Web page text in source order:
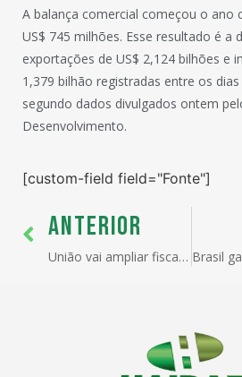
A balança comercial começou o ano
US$ 745 milhões. Esse resultado é a
exportações de US$ 2,124 bilhões e
1,379 bilhão registradas entre os
segundo dados divulgados ontem
Desenvolvimento.
[custom-field field="Fonte"]
ANTERIOR
União vai ampliar fiscalização no cais